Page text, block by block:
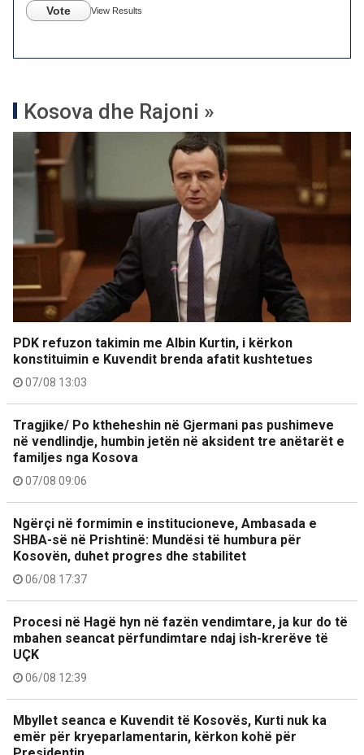
Vote View Results
Kosova dhe Rajoni »
PDK refuzon takimin me Albin Kurtin, i kërkon
konstituimin e Kuvendit brenda afatit kushtetues
07/08 13:03
Tragjike/ Po ktheheshin në Gjermani pas pushimeve
në vendlindje, humbin jetën në aksident tre anëtarët e
familjes nga Kosova
07/08 09:06
Ngërçi në formimin e institucioneve, Ambasada e
SHBA-së në Prishtinë: Mundësi të humbura për
Kosovën, duhet progres dhe stabilitet
06/08 17:37
Procesi në Hagë hyn në fazën vendimtare, ja kur do të
mbahen seancat përfundimtare ndaj ish-krerëve të
UÇK
06/08 12:39
Mbyllet seanca e Kuvendit të Kosovës, Kurti nuk ka
emër për kryeparlamentarin, kërkon kohë për